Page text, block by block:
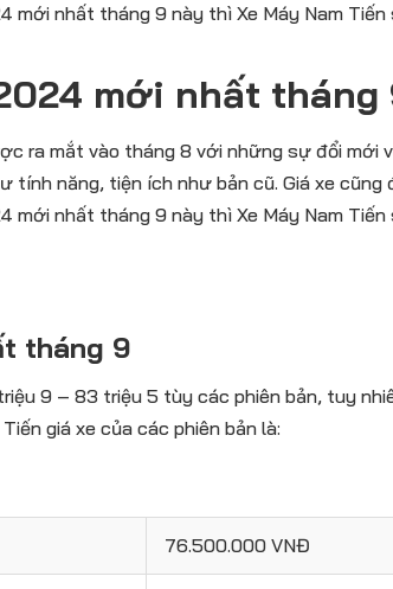
mới nhất tháng 9 này thì Xe Máy Nam
mới nhất tháng
ra mắt vào tháng 8 với những sự đổi mới
năng, tiện ích như bản cũ. Giá xe cũng
mới nhất tháng 9 này thì Xe Máy Nam
tháng 9
9 – 83 triệu 5 tùy các phiên bản, tuy
giá xe của các phiên bản là:
76.500.000 VNĐ